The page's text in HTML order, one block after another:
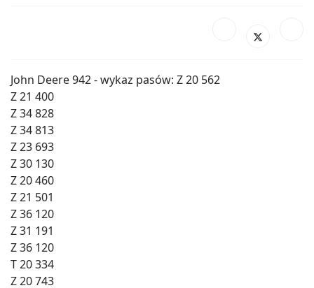
John Deere 942 - wykaz pasów: Z 20 562
Z 21 400
Z 34 828
Z 34 813
Z 23 693
Z 30 130
Z 20 460
Z 21 501
Z 36 120
Z 31 191
Z 36 120
T 20 334
Z 20 743